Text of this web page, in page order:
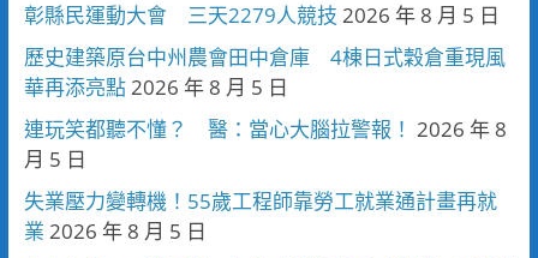
彰縣民運動大會 三天2279人競技 2026 年 8 月 5 日
歷史建築原台中州農會田中倉庫 4棟日式穀倉重現風
華再添亮點2026 年 8 月 5 日
連玩笑都聽不懂？ 醫：當心大腦拉警報！ 2026 年 8
月 5 日
失業壓力變轉機！55歲工程師靠勞工就業通計畫再就
業 2026 年 8 月 5 日